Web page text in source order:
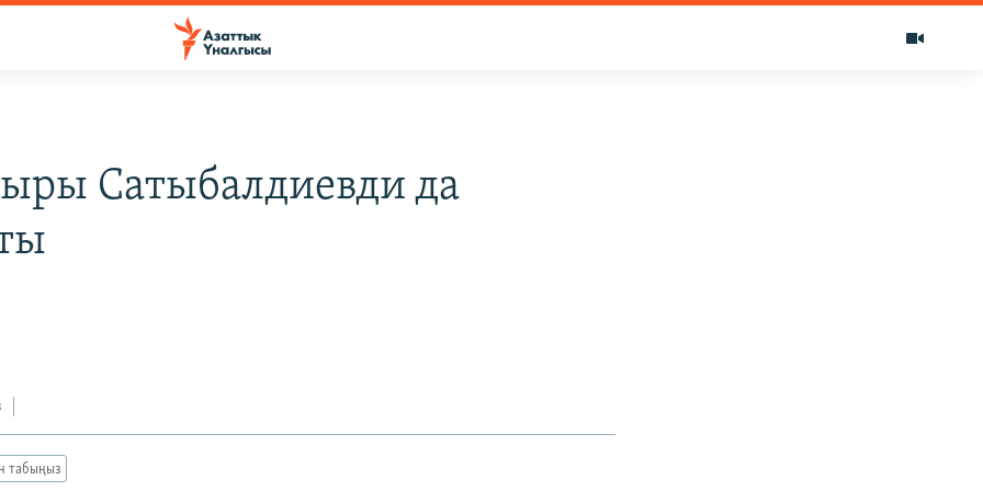
Сатыбалдиевди да
табыңыз